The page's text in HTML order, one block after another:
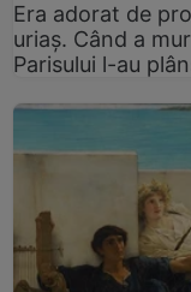
Era adorat de
uriaș. Când a
Parisului l-au